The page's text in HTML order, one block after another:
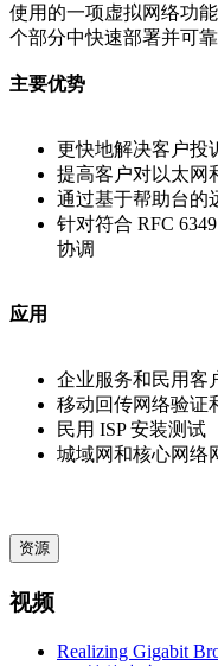
使用的一项虚拟网络功
个部分中快速部署并可靠
主要优势
更快地解决客户投
提高客户对以太网
通过基于帮助台的
针对符合 RFC
协调
应用
企业服务和民用客
移动回传网络验证
民用 ISP 安装测试
城域网和核心网络
资源
视频
Realizing Gigabit